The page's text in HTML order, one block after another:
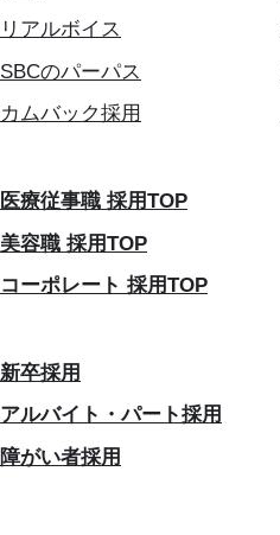
リアルボイス
SBCのパーパス
カムバック採用
医療従事職 採用TOP
美容職 採用TOP
コーポレート 採用TOP
新卒採用
アルバイト・パート採用
障がい者採用